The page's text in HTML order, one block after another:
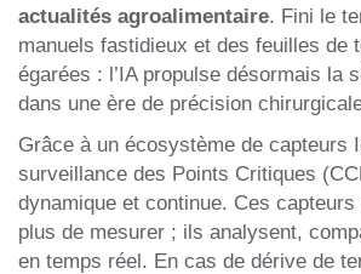
actualités agroalimentaire. Fini le
manuels fastidieux et des feuilles de
égarées : l’IA propulse désormais la
dans une ère de précision
Grâce à un écosystème de capteurs
surveillance des Points Critiques
dynamique et continue. Ces
plus de mesurer ; ils analysent,
en temps réel. En cas de dérive de